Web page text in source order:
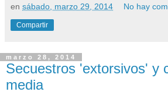
en sábado, marzo 29, 2014 No hay
Compartir
marzo 28, 2014
Secuestros 'extorsivos' y
media